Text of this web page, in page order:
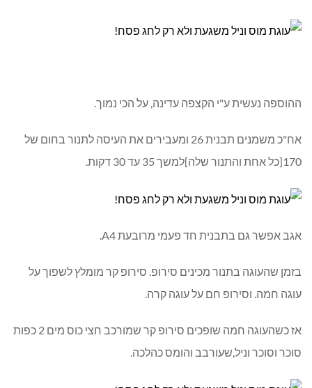
ההוספה נעשית ע"י הקצפה עדינה, על הכי נמוך.
אח"כ משמנים תבנית 26 ומעבירים את העיסה לתנור בחום של
170[כל אחת והתנור שלה]למשך 35 עד 30 דקות.
אגב אפשר גם בתבנית חד פעמי מרובעת A4.
בזמן שהעוגה בתנור מכינים סירופ. סירופ קר מומלץ לשפוך על
עוגה חמה. וסירופ חם על עוגה קרה.
אז כשהעוגה חמה שופכים סירופ קר שמורכב חצי כוס מים 2 כפות
סוכר וסוכר וניל,שעורבב והומס כהלכה.